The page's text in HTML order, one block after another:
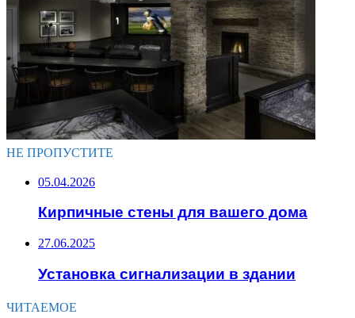
НЕ ПРОПУСТИТЕ
05.04.2026
Кирпичные стены для вашего дома
27.06.2025
Установка сигнализации в здании
ЧИТАЕМОЕ